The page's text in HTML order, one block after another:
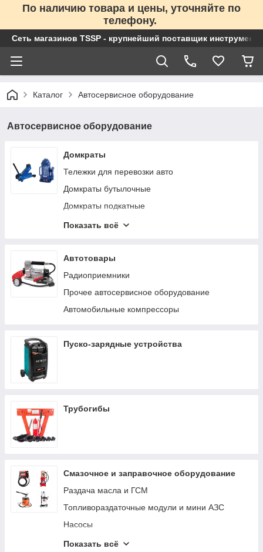
По наличию товара и цены, уточняйте по
телефону.
Сеть магазинов TSSP - крупнейший поставщик
Каталог Автосервисное оборудование
Автосервисное оборудование
Домкраты
Тележки для перевозки авто
Домкраты бутылочные
Домкраты подкатные
Домкраты реечные
Домкраты пневмогидравлические
Показать всё
Автотовары
Радиоприемники
Прочее автосервисное оборудование
Автомобильные компрессоры
Пуско-зарядные устройства
Трубогибы
Смазочное и заправочное оборудование
Раздача масла и ГСМ
Топливораздаточные модули и мини АЗС
Насосы
Приборы учета (счетчики)
Показать всё